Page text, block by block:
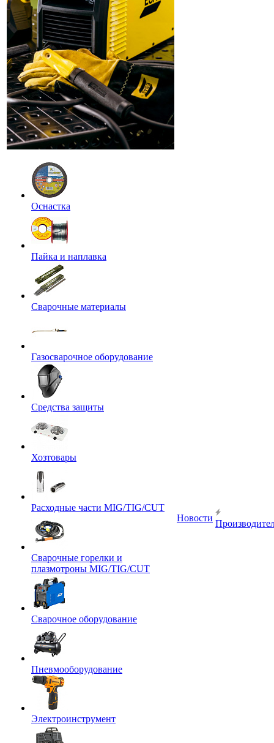
Оснастка
Пайка и наплавка
Сварочные материалы
Газосварочное оборудование
Средства защиты
Хозтовары
Расходные части MIG/TIG/CUT
Сварочные горелки и
плазмотроны MIG/TIG/CUT
Сварочное оборудование
Пневмооборудование
Электроинструмент
Новости